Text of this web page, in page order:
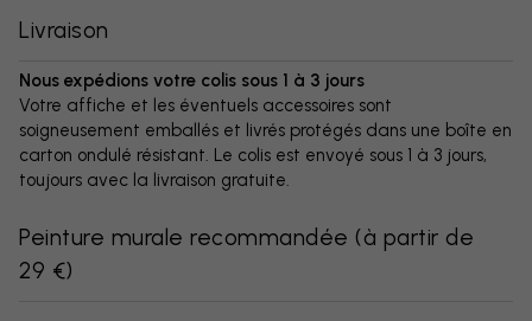
Livraison
Nous expédions votre colis sous 1 à 3 jours
Votre affiche et les éventuels accessoires sont
soigneusement emballés et livrés protégés dans une boîte en
carton ondulé résistant. Le colis est envoyé sous 1 à 3 jours,
toujours avec la livraison gratuite.
Peinture murale recommandée (à partir de
29 €)